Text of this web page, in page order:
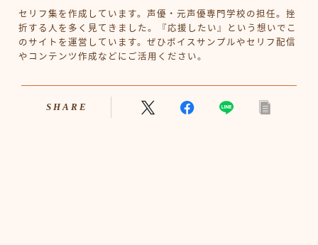
セリフ集を作成しています。声優・元声優専門学校の担任。挫
折する人を多く見てきました。『応援したい』という想いでこ
のサイトを運営しています。ぜひボイスサンプルやセリフ配信
やコンテンツ作成などにご活用ください。
SHARE